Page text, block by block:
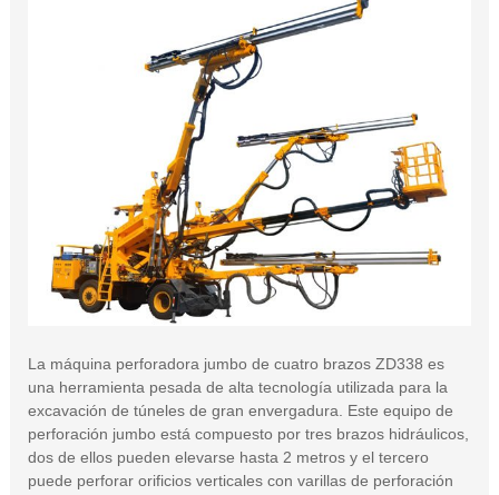
La máquina perforadora jumbo de cuatro brazos ZD338 es
una herramienta pesada de alta tecnología utilizada para la
excavación de túneles de gran envergadura. Este equipo de
perforación jumbo está compuesto por tres brazos hidráulicos,
dos de ellos pueden elevarse hasta 2 metros y el tercero
puede perforar orificios verticales con varillas de perforación